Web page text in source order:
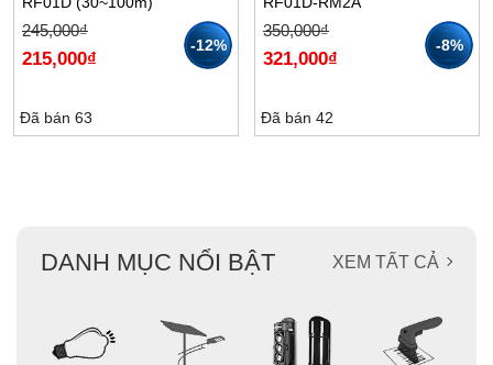
-12%
245,000₫
Giá
là:
245,000₫.
215,000₫
Giá
hiện
tại
Đã bán 63
-8%
350,000₫
Giá
là:
350,000₫.
321,000₫
Giá
hiện
tại
Đã bán 42
DANH MỤC NỔI BẬT XEM TẤT CẢ